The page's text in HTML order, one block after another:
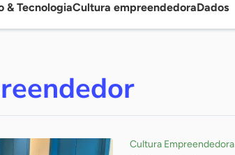
& TecnologiaCultura empreendedoraDados
Cultura Empreendedora